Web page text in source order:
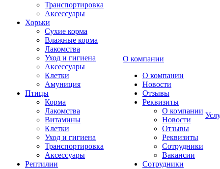
Транспортировка
Аксессуары
Хорьки
Сухие корма
Влажные корма
Лакомства
Уход и гигиена
Аксессуары
Клетки
Амуниция
Птицы
Корма
Лакомства
Витамины
Клетки
Уход и гигиена
Транспортировка
Аксессуары
Рептилии
О компании
О компании
Новости
Отзывы
Реквизиты
О компании
Новости
Отзывы
Реквизиты
Сотрудники
Вакансии
Сотрудники